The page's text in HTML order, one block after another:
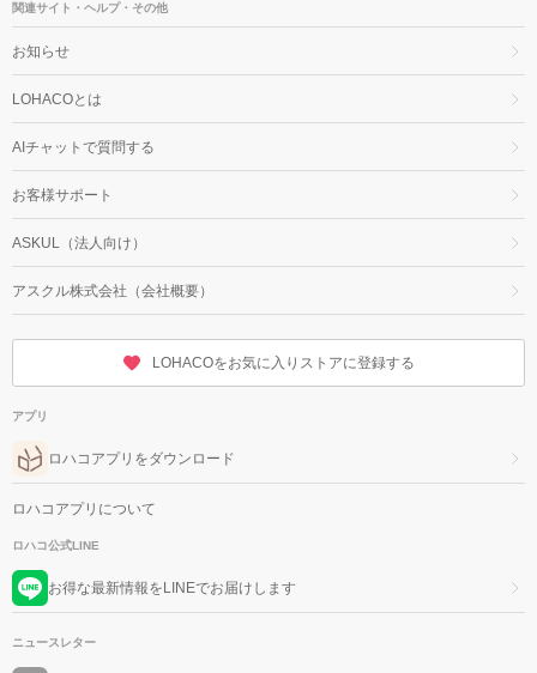
関連サイト・ヘルプ・その他
お知らせ
LOHACOとは
AIチャットで質問する
お客様サポート
ASKUL（法人向け）
アスクル株式会社（会社概要）
LOHACOをお気に入りストアに登録する
アプリ
ロハコアプリをダウンロード
ロハコアプリについて
ロハコ公式LINE
お得な最新情報をLINEでお届けします
ニュースレター